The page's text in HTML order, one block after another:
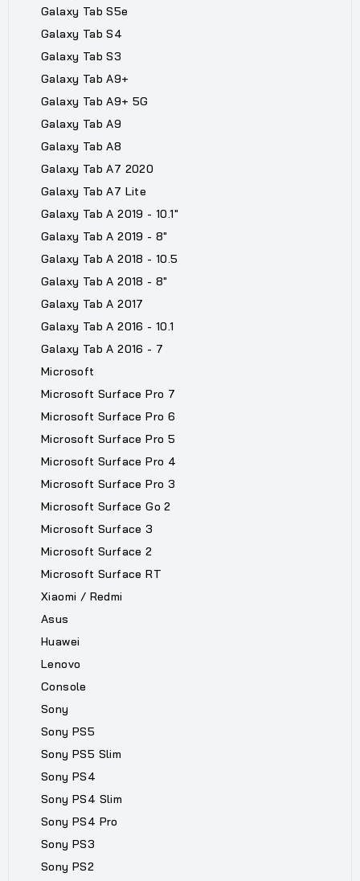
Galaxy Tab S5e
Galaxy Tab S4
Galaxy Tab S3
Galaxy Tab A9+
Galaxy Tab A9+ 5G
Galaxy Tab A9
Galaxy Tab A8
Galaxy Tab A7 2020
Galaxy Tab A7 Lite
Galaxy Tab A 2019 - 10.1"
Galaxy Tab A 2019 - 8"
Galaxy Tab A 2018 - 10.5
Galaxy Tab A 2018 - 8"
Galaxy Tab A 2017
Galaxy Tab A 2016 - 10.1
Galaxy Tab A 2016 - 7
Microsoft
Microsoft Surface Pro 7
Microsoft Surface Pro 6
Microsoft Surface Pro 5
Microsoft Surface Pro 4
Microsoft Surface Pro 3
Microsoft Surface Go 2
Microsoft Surface 3
Microsoft Surface 2
Microsoft Surface RT
Xiaomi / Redmi
Asus
Huawei
Lenovo
Console
Sony
Sony PS5
Sony PS5 Slim
Sony PS4
Sony PS4 Slim
Sony PS4 Pro
Sony PS3
Sony PS2